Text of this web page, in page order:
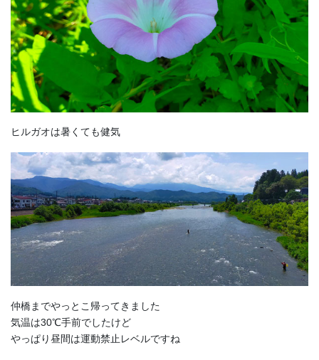
ヒルガオは暑くても健気
仲橋までやっとこ帰ってきました
気温は30℃手前でしたけど
やっぱり昼間は運動禁止レベルですね